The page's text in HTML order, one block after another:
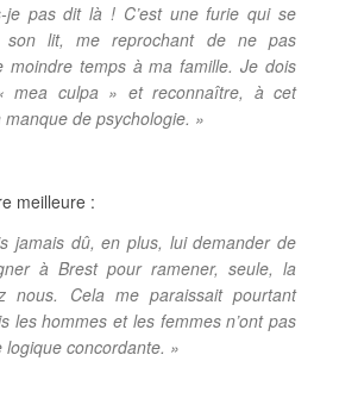
je pas dit là ! C’est une furie qui se
son lit, me reprochant de ne pas
moindre temps à ma famille. Je dois
mea culpa » et reconnaître, à cet
de psychologie. »
meilleure :
jamais dû, en plus, lui demander de
à Brest pour ramener, seule, la
nous. Cela me paraissait pourtant
les hommes et les femmes n’ont pas
logique concordante. »